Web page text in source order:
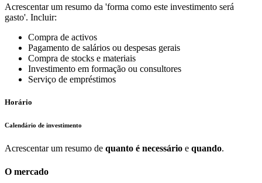
Acrescentar um resumo da 'forma como este investimento será
gasto'. Incluir:
Compra de activos
Pagamento de salários ou despesas gerais
Compra de stocks e materiais
Investimento em formação ou consultores
Serviço de empréstimos
Horário
Calendário de investimento
Acrescentar um resumo de quanto é necessário e quando.
O mercado